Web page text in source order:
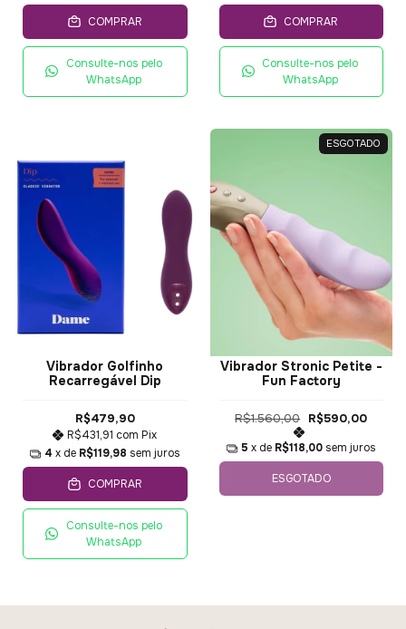
COMPRAR
Consulte-nos pelo
WhatsApp
COMPRAR
Consulte-nos pelo
WhatsApp
Vibrador Golfinho
Recarregável Dip
R$479,90
R$431,91 com Pix
4 x de R$119,98 sem juros
COMPRAR
Consulte-nos pelo
WhatsApp
ESGOTADO
Vibrador Stronic Petite -
Fun Factory
R$1.560,00 R$590,00
5 x de R$118,00 sem juros
ESGOTADO